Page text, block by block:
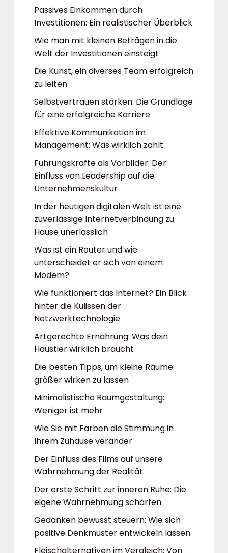
Passives Einkommen durch
Investitionen: Ein realistischer Überblick
Wie man mit kleinen Beträgen in die
Welt der Investitionen einsteigt
Die Kunst, ein diverses Team erfolgreich
zu leiten
Selbstvertrauen stärken: Die Grundlage
für eine erfolgreiche Karriere
Effektive Kommunikation im
Management: Was wirklich zählt
Führungskräfte als Vorbilder: Der
Einfluss von Leadership auf die
Unternehmenskultur
In der heutigen digitalen Welt ist eine
zuverlässige Internetverbindung zu
Hause unerlässlich
Was ist ein Router und wie
unterscheidet er sich von einem
Modem?
Wie funktioniert das Internet? Ein Blick
hinter die Kulissen der
Netzwerktechnologie
Artgerechte Ernährung: Was dein
Haustier wirklich braucht
Die besten Tipps, um kleine Räume
größer wirken zu lassen
Minimalistische Raumgestaltung:
Weniger ist mehr
Wie Sie mit Farben die Stimmung in
Ihrem Zuhause veränder
Der Einfluss des Films auf unsere
Wahrnehmung der Realität
Der erste Schritt zur inneren Ruhe: Die
eigene Wahrnehmung schärfen
Gedanken bewusst steuern: Wie sich
positive Denkmuster entwickeln lassen